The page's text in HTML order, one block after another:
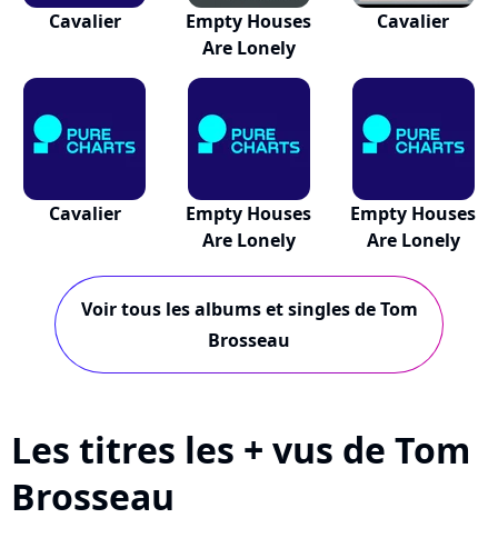
Cavalier
Empty Houses
Are Lonely
Cavalier
Cavalier
Empty Houses
Are Lonely
Empty Houses
Are Lonely
Voir tous les albums et singles de Tom
Brosseau
Les titres les + vus de Tom
Brosseau